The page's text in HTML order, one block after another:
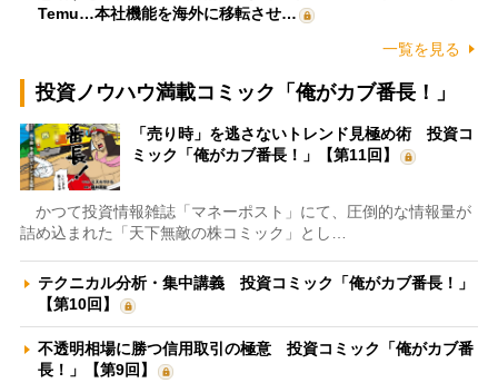
Temu…本社機能を海外に移転させ…
一覧を見る
投資ノウハウ満載コミック「俺がカブ番長！」
「売り時」を逃さないトレンド見極め術 投資コ
ミック「俺がカブ番長！」【第11回】
かつて投資情報雑誌「マネーポスト」にて、圧倒的な情報量が
詰め込まれた「天下無敵の株コミック」とし…
テクニカル分析・集中講義 投資コミック「俺がカブ番長！」
【第10回】
不透明相場に勝つ信用取引の極意 投資コミック「俺がカブ番
長！」【第9回】